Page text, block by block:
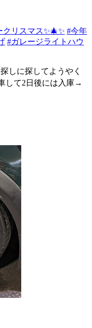
クリスマス✨🎄✨ #今年
#ガレージライトハウ
しに探してようやく
して2日後には入庫→